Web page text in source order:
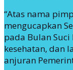
“Atas nama
mengucapkan
pada Bulan
kesehatan, dan
anjuran